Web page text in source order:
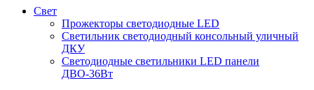
Свет
Прожекторы светодиодные LED
Светильник светодиодный консольный уличный
ДКУ
Светодиодные светильники LED панели
ДВО-36Вт